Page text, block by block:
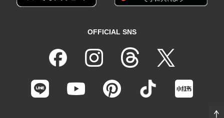
OFFICIAL SNS